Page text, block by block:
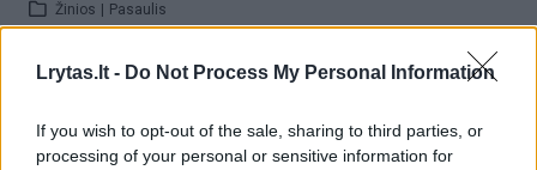
Lrytas.lt - Do Not Process My Personal Information
If you wish to opt-out of the sale, sharing to third parties, or
processing of your personal or sensitive information for
Žinios Pasaulis
Visi įrašai